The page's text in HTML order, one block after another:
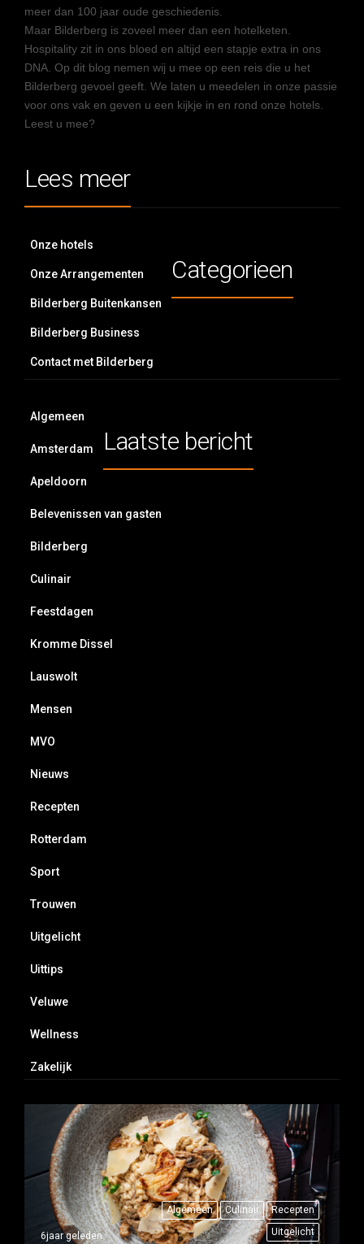
meer dan 100 jaar oude geschiedenis.
Maar Bilderberg is zoveel meer dan een hotelketen.
Hospitality zit in ons bloed en altijd een stapje extra in ons
DNA. Op dit blog nemen wij u mee op een reis die u het
Bilderberg gevoel geeft. We laten u meedelen in onze passie
voor ons vak en geven u een kijkje in en rond onze hotels.
Leest u mee?
Lees meer
Onze hotels
Onze Arrangementen
Bilderberg Buitenkansen
Bilderberg Business
Contact met Bilderberg
Categorieen
Algemeen
Amsterdam
Apeldoorn
Belevenissen van gasten
Bilderberg
Culinair
Feestdagen
Kromme Dissel
Lauswolt
Mensen
MVO
Nieuws
Recepten
Rotterdam
Sport
Trouwen
Uitgelicht
Uittips
Veluwe
Wellness
Zakelijk
Laatste bericht
Algemeen Culinair
Recepten
Uitgelicht
6jaar geleden